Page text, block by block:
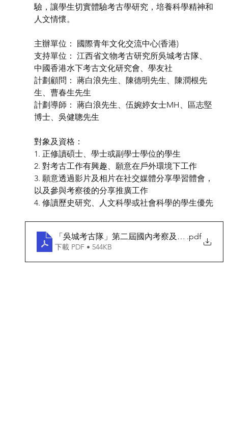
驗，讓學⽣切實體驗考古學研究，培養科學精神和
⼈文情懷。
主辦單位： 國際青年文化交流中⼼(香港)
⽀持單位： 江⻄省文物考古研究所吳城考古隊、
中國香港⽔下考古文化研究會、學友社
計劃顧問： 蔣⽩浪先⽣、陳德明先⽣、陳潤根先
⽣、曹春⽣先⽣
計劃導師： 蔣⽩浪先⽣、伍婉婷女⼠MH、區志堅
博⼠、吳健聰先⽣
對象及資格：
1. 正修讀碩⼠、學⼠或副學⼠學位的學⽣
2. 對考古⼯作有興趣、願意在⼾外環境下⼯作
3. 願意透過影片及相片在社交媒體分享學習體會，
以及參與考察後的分享推廣⼯作
4. 修讀歷史研究、⼈文科學或社會科學的學⽣優先
「吳城考古隊」第二屆國內考察及工作體驗計
.pdf
下載 PDF • 544KB